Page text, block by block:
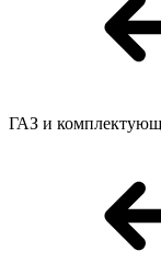
ГАЗ и